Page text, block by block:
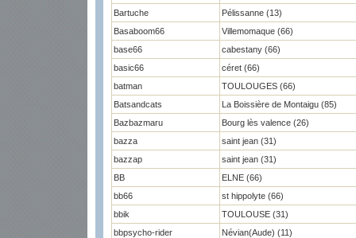
Bartuche
Pélissanne (13)
Basaboom66
Villemomaque (66)
base66
cabestany (66)
basic66
céret (66)
batman
TOULOUGES (66)
Batsandcats
La Boissière de Montaigu (85)
Bazbazmaru
Bourg lès valence (26)
bazza
saint jean (31)
bazzap
saint jean (31)
BB
ELNE (66)
bb66
st hippolyte (66)
bbik
TOULOUSE (31)
bbpsycho-rider
Névian(Aude) (11)